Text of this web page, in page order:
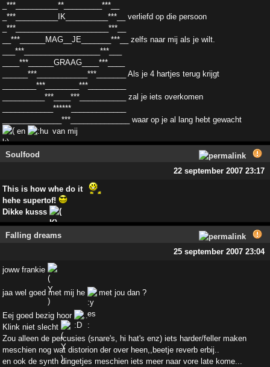
_***__________**_________***__
_***__________IK__________***__ verliefd op die persoon
_***______________________***__
__***______MAG__JE_______***__ zelfs naar mij als je wilt.
___***__________________***___
____***______GRAAG____***____
______***____________***_______ Als je 4 hartjes terug krijgt
________***________***_________
__________***____***___________ zal je iets overkomen
____________******_____________
______________***______________ waar op je al lang hebt gewacht
en
van mij
Soulfood
22 september 2007 23:17
This is how whe do it
hehe supertof!
Dikke kusss
Falling dreams
25 september 2007 23:04
joww frankie
jaa wel goed met mij he met jou dan ?
Eej goed bezig hoor
..
Klink niet slecht
Zou alleen de percusies (snare's, hi hat's enz) iets harder/feller maken
meschien nog wat distorion der over heen,,beetje reverb erbij..
en ook de synth dingetjes meschien iets meer naar vore late kome...